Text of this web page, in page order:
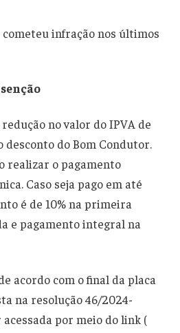
infração nos últimos
no valor do IPVA de
desconto do Bom Condutor.
realizar o pagamento
Caso seja pago em até
é de 10% na primeira
e pagamento integral na
acordo com o final da placa
na resolução 46/2024-
acessada por meio do link (